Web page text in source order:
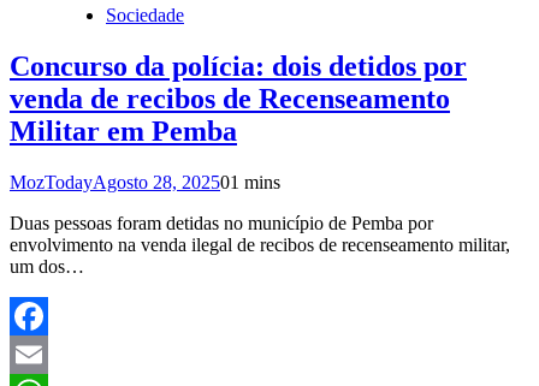
Sociedade
Concurso da polícia: dois detidos por
venda de recibos de Recenseamento
Militar em Pemba
MozTodayAgosto 28, 202501 mins
Duas pessoas foram detidas no município de Pemba por
envolvimento na venda ilegal de recibos de recenseamento militar,
um dos…
Facebook